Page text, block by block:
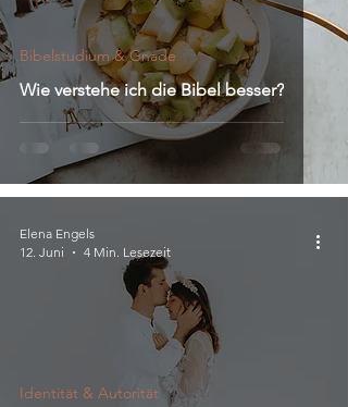
Wie verstehe ich die Bibel besser?
Bibelstudium & Gnade
Identität & Autorität
Elena Engels
12. Juni
4 Min. Lesezeit